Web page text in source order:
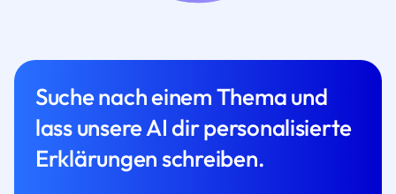
Suche nach einem Thema und
lass unsere AI dir personalisierte
Erklärungen schreiben.